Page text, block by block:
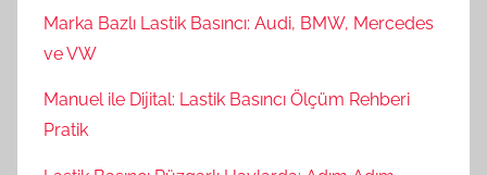
Marka Bazlı Lastik Basıncı: Audi, BMW, Mercedes
ve VW
Manuel ile Dijital: Lastik Basıncı Ölçüm Rehberi
Pratik